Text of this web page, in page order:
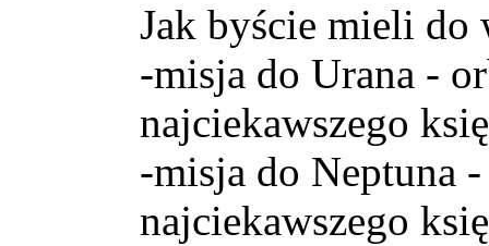
Jak byście mieli do
-misja do Urana -
najciekawszego
-misja do Neptuna
najciekawszego